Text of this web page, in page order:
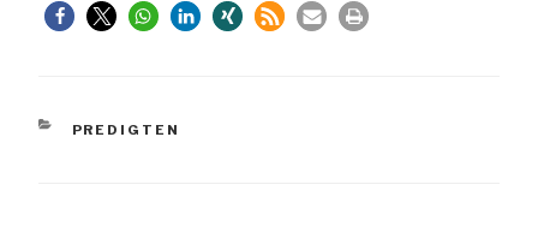
KATEGORIEN
PREDIGTEN